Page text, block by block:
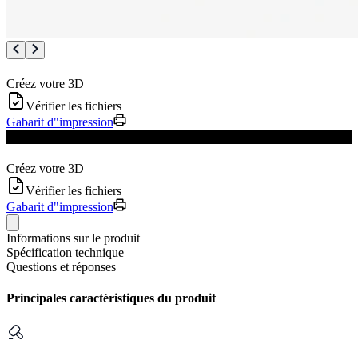
Créez votre 3D
Vérifier les fichiers
Gabarit d"impression
Créez votre 3D
Vérifier les fichiers
Gabarit d"impression
Informations sur le produit
Spécification technique
Questions et réponses
Principales caractéristiques du produit